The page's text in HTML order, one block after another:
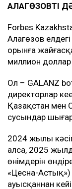
АЛАГӨЗОВТІҢ
Forbes
Алагөзов елдегі
орынға
миллион
Ол – GALANZ
директорлар
Қазақстан мен
сусындар
2024 жылы
алса, 2025
өнімдерін
«Цесна-Астық»)
ауысқаннан